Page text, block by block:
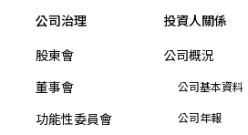
公司治理
股東會
董事會
功能性委員會
投資人關係
公司概況
公司基本資料
公司年報